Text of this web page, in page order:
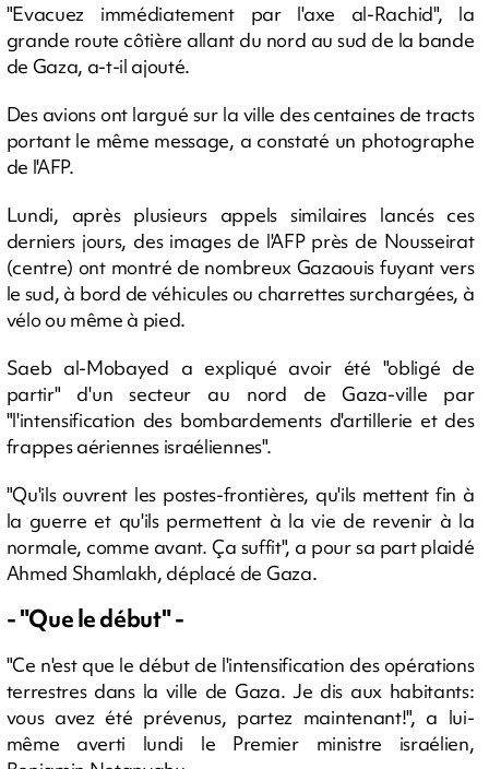
"Evacuez immédiatement par l'axe al-Rachid", la
grande route côtière allant du nord au sud de la bande
de Gaza, a-t-il ajouté.
Des avions ont largué sur la ville des centaines de tracts
portant le même message, a constaté un photographe
de l'AFP.
Lundi, après plusieurs appels similaires lancés ces
derniers jours, des images de l'AFP près de Nousseirat
(centre) ont montré de nombreux Gazaouis fuyant vers
le sud, à bord de véhicules ou charrettes surchargées, à
vélo ou même à pied.
Saeb al-Mobayed a expliqué avoir été "obligé de
partir" d'un secteur au nord de Gaza-ville par
"l'intensification des bombardements d'artillerie et des
frappes aériennes israéliennes".
"Qu'ils ouvrent les postes-frontières, qu'ils mettent fin à
la guerre et qu'ils permettent à la vie de revenir à la
normale, comme avant. Ça suffit", a pour sa part plaidé
Ahmed Shamlakh, déplacé de Gaza.
- "Que le début" -
"Ce n'est que le début de l'intensification des opérations
terrestres dans la ville de Gaza. Je dis aux habitants:
vous avez été prévenus, partez maintenant!", a lui-
même averti lundi le Premier ministre israélien,